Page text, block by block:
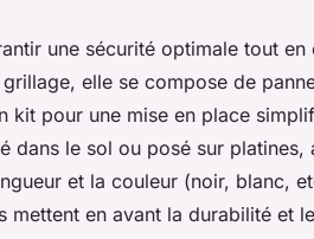
une sécurité optimale tout en
elle se compose de
pour une mise en place
dans le sol ou posé sur platines,
et la couleur (noir, blanc,
mettent en avant la durabilité et